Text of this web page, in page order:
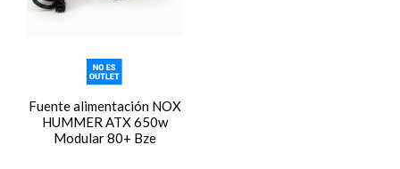
Fuente alimentación NOX
HUMMER ATX 650w
Modular 80+ Bze